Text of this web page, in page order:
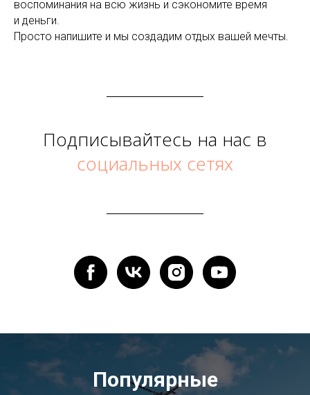
воспоминания на всю жизнь и сэкономите время
и деньги.
Просто напишите и мы создадим отдых вашей мечты.
Подписывайтесь на нас в
социальных сетях
Популярные